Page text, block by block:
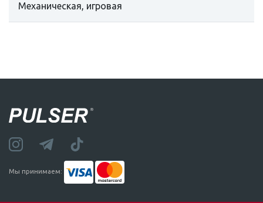
Механическая, игровая
Мы принимаем: